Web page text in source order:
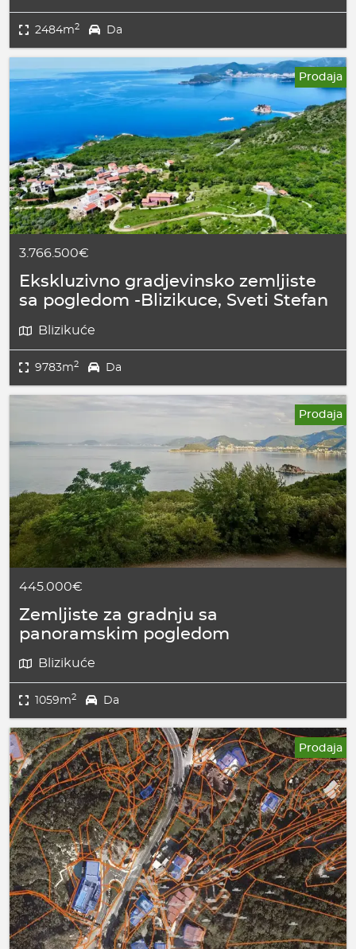
2484m2 Da
Prodaja
3.766.500€
Ekskluzivno gradjevinsko zemljiste
sa pogledom -Blizikuce, Sveti Stefan
Blizikuće
9783m2 Da
Prodaja
445.000€
Zemljiste za gradnju sa
panoramskim pogledom
Blizikuće
1059m2 Da
Prodaja